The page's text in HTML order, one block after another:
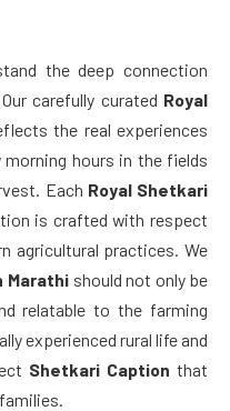
the deep connection
carefully curated Royal
the real experiences
hours in the fields
Each Royal Shetkari
is crafted with respect
agricultural practices. We
Marathishould not only be
relatable to the farming
experienced rural life and
Shetkari Caption that